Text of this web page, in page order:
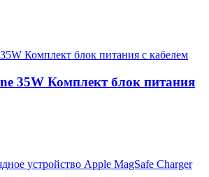
35W Комплект блок питания